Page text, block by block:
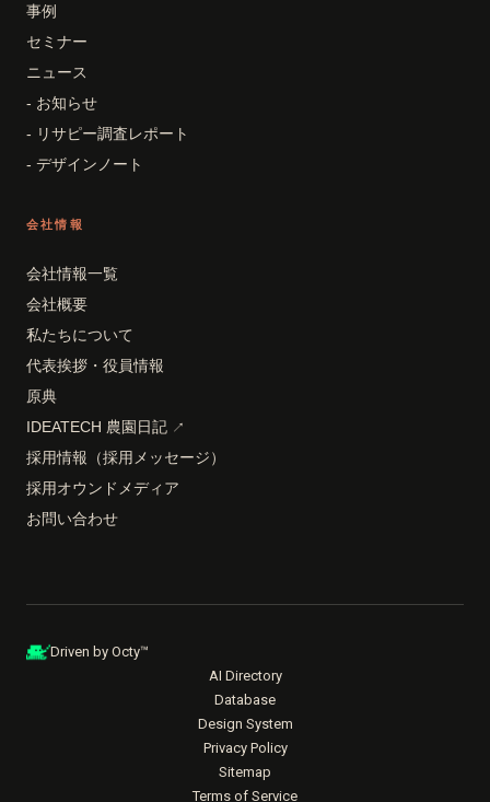
事例
セミナー
ニュース
- お知らせ
- リサピー調査レポート
- デザインノート
会社情報
会社情報一覧
会社概要
私たちについて
代表挨拶・役員情報
原典
IDEATECH 農園日記 ↗
採用情報（採用メッセージ）
採用オウンドメディア
お問い合わせ
Driven by Octy™
AI Directory
Database
Design System
Privacy Policy
Sitemap
Terms of Service